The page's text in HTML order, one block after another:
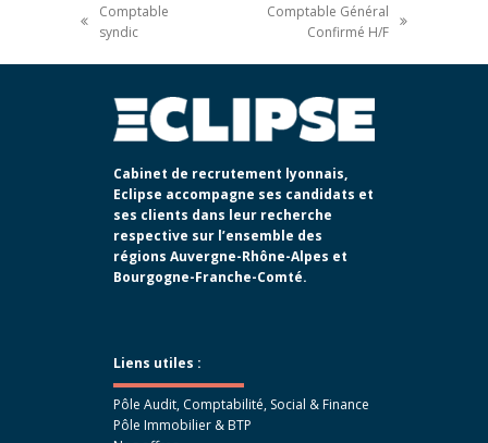
Comptable
syndic
Comptable Général
Confirmé H/F
Cabinet de recrutement lyonnais,
Eclipse accompagne ses candidats et
ses clients dans leur recherche
respective sur l’ensemble des
régions Auvergne-Rhône-Alpes et
Bourgogne-Franche-Comté.
Liens utiles :
Pôle Audit, Comptabilité, Social & Finance
Pôle Immobilier & BTP